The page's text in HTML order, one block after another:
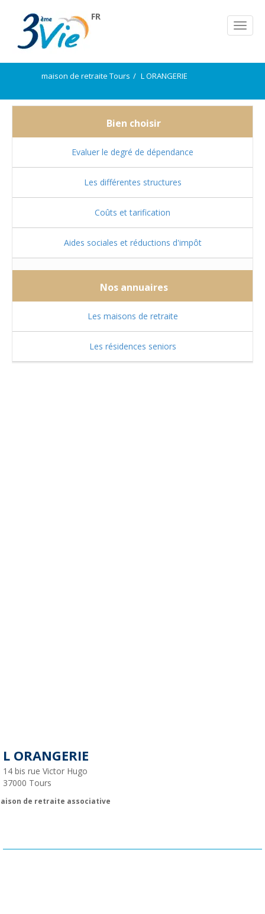
FR
maison de retraite Tours L ORANGERIE
Bien choisir
Evaluer le degré de dépendance
Les différentes structures
Coûts et tarification
Aides sociales et réductions d'impôt
Nos annuaires
Les maisons de retraite
Les résidences seniors
L ORANGERIE
14 bis rue Victor Hugo
37000 Tours
de retraite associative